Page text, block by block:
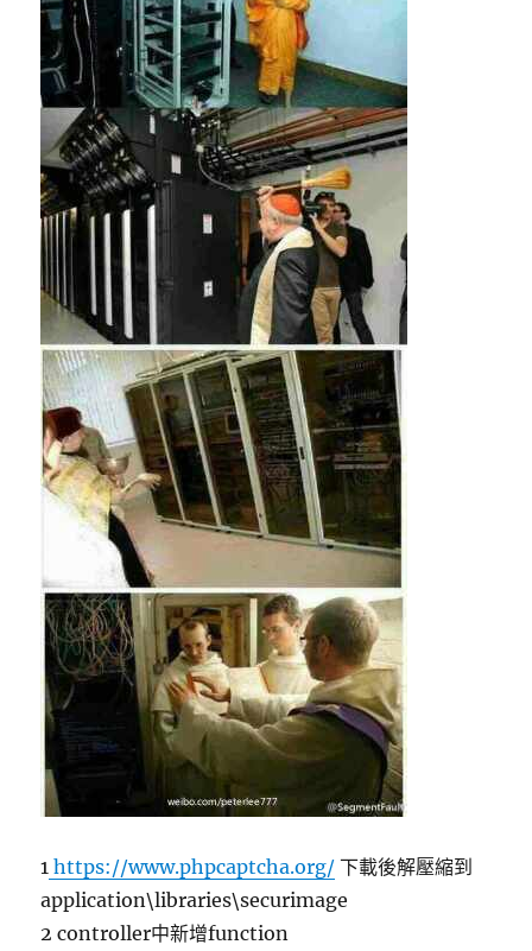
1 https://www.phpcaptcha.org/ 下載後解壓縮到
application\libraries\securimage
2 controller中新增function